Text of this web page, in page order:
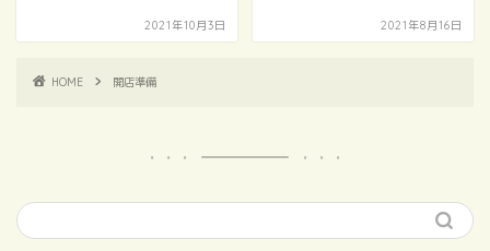
2021年10月3日 2021年8月16日
HOME 開店準備